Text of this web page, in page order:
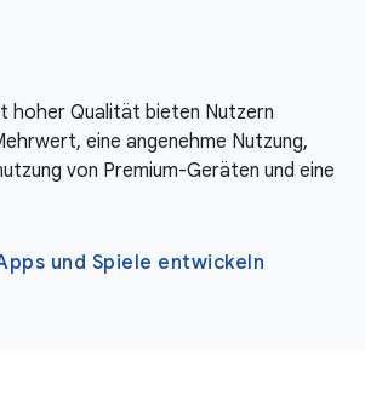
hoher Qualität bieten Nutzern
eine angenehme Nutzung,
von Premium-Geräten und eine
und Spiele entwickeln